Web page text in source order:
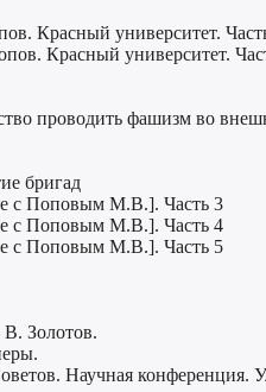
Красный университет.
Красный университет.
проводить фашизм во
бригад
с Поповым М.В.]. Часть 3
с Поповым М.В.]. Часть 4
с Поповым М.В.]. Часть 5
Золотов.
Научная конференция.